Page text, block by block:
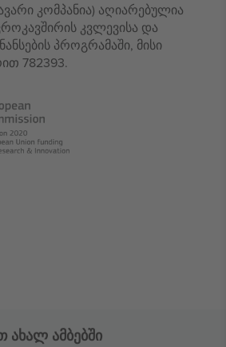
კომპანია) აღიარებულია
კვლევისა და
პროგრამაში, მისი
782393.
ამბებში